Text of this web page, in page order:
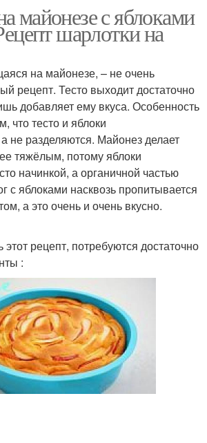
майонезе с яблоками
шарлотки на
на майонезе, – не очень
рецепт. Тесто выходит достаточно
добавляет ему вкуса. Особенность
что тесто и яблоки
не разделяются. Майонез делает
тяжёлым, потому яблоки
начинкой, а органичной частью
с яблоками насквозь пропитывается
а это очень и очень вкусно.
этот рецепт, потребуются достаточно
: